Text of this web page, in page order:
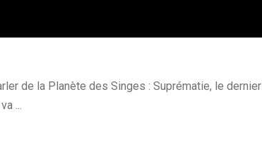
de la Planète des Singes : Suprématie, le dernier
...